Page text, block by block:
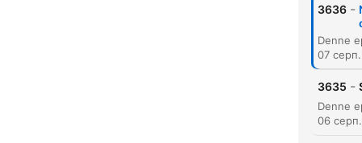
3636 -
07
3635 -
06